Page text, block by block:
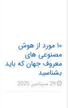
۱۰ مورد از هوش
مصنوعی های
معروف جهان که باید
بشناسید
29 سپتامبر, 2025